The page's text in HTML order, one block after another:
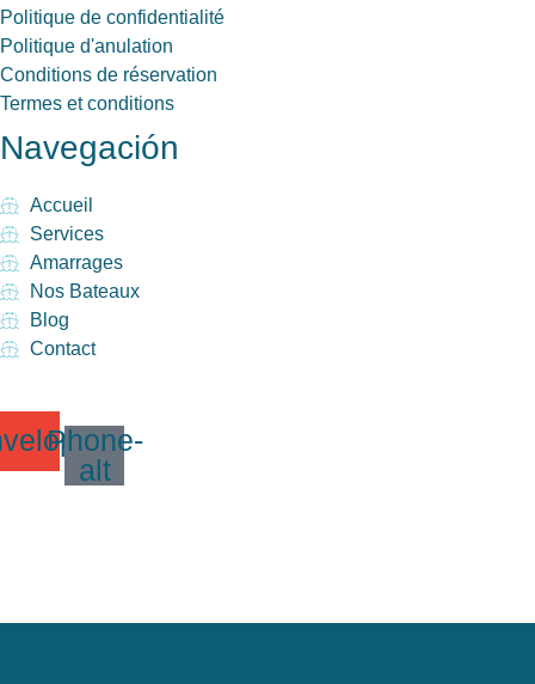
Politique de confidentialité
Politique d'anulation
Conditions de réservation
Termes et conditions
Navegación
Accueil
Services
Amarrages
Nos Bateaux
Blog
Contact
Phone-
alt